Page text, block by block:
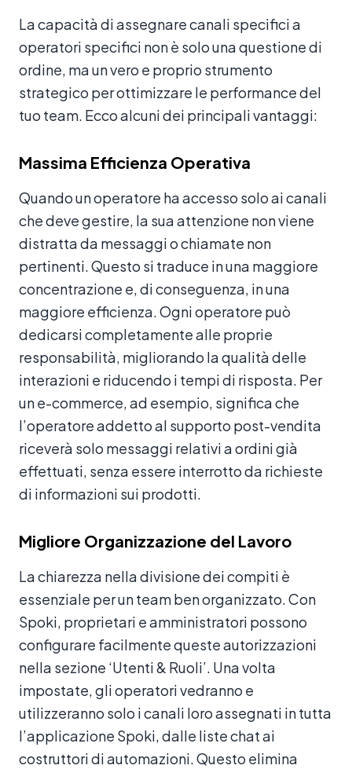
La capacità di assegnare canali specifici a
operatori specifici non è solo una questione di
ordine, ma un vero e proprio strumento
strategico per ottimizzare le performance del
tuo team. Ecco alcuni dei principali vantaggi:
Massima Efficienza Operativa
Quando un operatore ha accesso solo ai canali
che deve gestire, la sua attenzione non viene
distratta da messaggi o chiamate non
pertinenti. Questo si traduce in una maggiore
concentrazione e, di conseguenza, in una
maggiore efficienza. Ogni operatore può
dedicarsi completamente alle proprie
responsabilità, migliorando la qualità delle
interazioni e riducendo i tempi di risposta. Per
un e-commerce, ad esempio, significa che
l’operatore addetto al supporto post-vendita
riceverà solo messaggi relativi a ordini già
effettuati, senza essere interrotto da richieste
di informazioni sui prodotti.
Migliore Organizzazione del Lavoro
La chiarezza nella divisione dei compiti è
essenziale per un team ben organizzato. Con
Spoki, proprietari e amministratori possono
configurare facilmente queste autorizzazioni
nella sezione ‘Utenti & Ruoli’. Una volta
impostate, gli operatori vedranno e
utilizzeranno solo i canali loro assegnati in tutta
l’applicazione Spoki, dalle liste chat ai
costruttori di automazioni. Questo elimina